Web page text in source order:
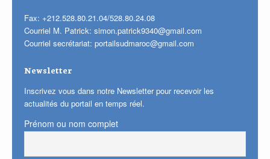
Fax: +212.528.80.21.04/528.80.24.08
Courriel M. Patrick: simon.patrick9340@gmail.com
Courriel secrétariat: portailsudmaroc@gmail.com
Newsletter
Inscrivez vous dans notre Newsletter pour recevoir les
actualités du portail en temps réel.
Prénom ou nom complet